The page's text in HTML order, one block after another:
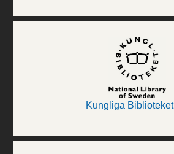
Kungliga Biblioteket